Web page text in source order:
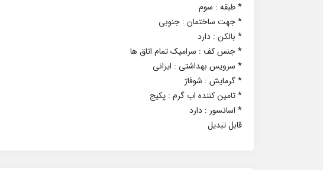
* طبقه : سوم
* جهت ساختمان : جنوبی
* بالکن : دارد
* جنس کف : سرامیک تمام اتاق ها
* سرویس بهداشتی : ایرانی
* گرمایش : شوفاژ
* تامین کننده اب گرم : پکیج
* اسانسور : دارد
قابل تبدیل